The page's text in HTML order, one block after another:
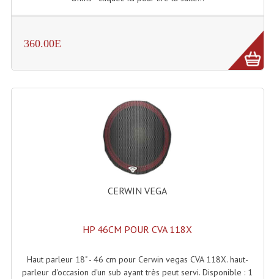
360.00E
CERWIN VEGA
HP 46CM POUR CVA 118X
Haut parleur 18" - 46 cm pour Cerwin vegas CVA 118X. haut-
parleur d'occasion d'un sub ayant très peut servi. Disponible : 1